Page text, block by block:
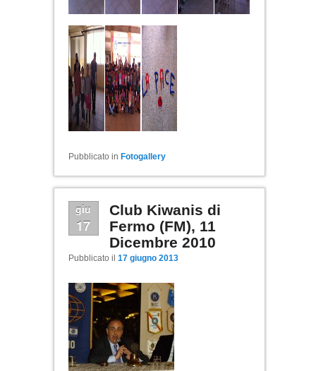
Pubblicato in Fotogallery
giu
17
Club Kiwanis di
Fermo (FM), 11
Dicembre 2010
Pubblicato il 17 giugno 2013